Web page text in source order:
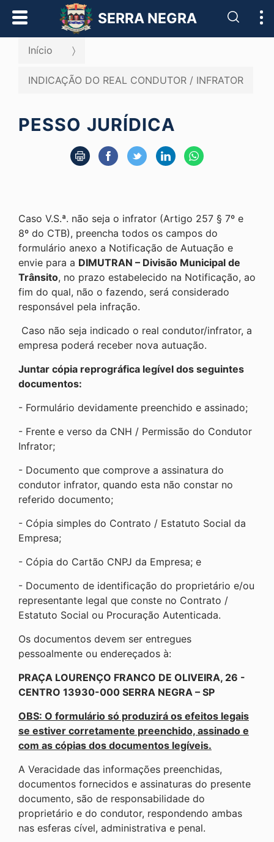
SERRA NEGRA
Início
INDICAÇÃO DO REAL CONDUTOR / INFRATOR
PESSO JURÍDICA
Caso V.S.ª. não seja o infrator (Artigo 257 § 7º e
8º do CTB), preencha todos os campos do
formulário anexo a Notificação de Autuação e
envie para a DIMUTRAN – Divisão Municipal de
Trânsito, no prazo estabelecido na Notificação, ao
fim do qual, não o fazendo, será considerado
responsável pela infração.
Caso não seja indicado o real condutor/infrator, a
empresa poderá receber nova autuação.
Juntar cópia reprográfica legível dos seguintes
documentos:
- Formulário devidamente preenchido e assinado;
- Frente e verso da CNH / Permissão do Condutor
Infrator;
- Documento que comprove a assinatura do
condutor infrator, quando esta não constar no
referido documento;
- Cópia simples do Contrato / Estatuto Social da
Empresa;
- Cópia do Cartão CNPJ da Empresa; e
- Documento de identificação do proprietário e/ou
representante legal que conste no Contrato /
Estatuto Social ou Procuração Autenticada.
Os documentos devem ser entregues
pessoalmente ou endereçados à:
PRAÇA LOURENÇO FRANCO DE OLIVEIRA, 26 -
CENTRO 13930-000 SERRA NEGRA – SP
OBS: O formulário só produzirá os efeitos legais
se estiver corretamente preenchido, assinado e
com as cópias dos documentos legíveis.
A Veracidade das informações preenchidas,
documentos fornecidos e assinaturas do presente
documento, são de responsabilidade do
proprietário e do condutor, respondendo ambas
nas esferas cível, administrativa e penal.